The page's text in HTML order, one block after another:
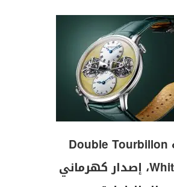
ساعة Double Tourbillon
White Gold، إصدار كهرماني